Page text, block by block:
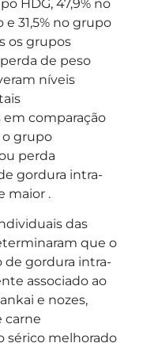
HDG, 47,9% no
31,5% no grupo
os grupos
de peso
níveis
comparação
o grupo
perda
gordura intra-
maior .
das
que o
de gordura intra-
associado ao
e nozes,
carne
sérico melhorado